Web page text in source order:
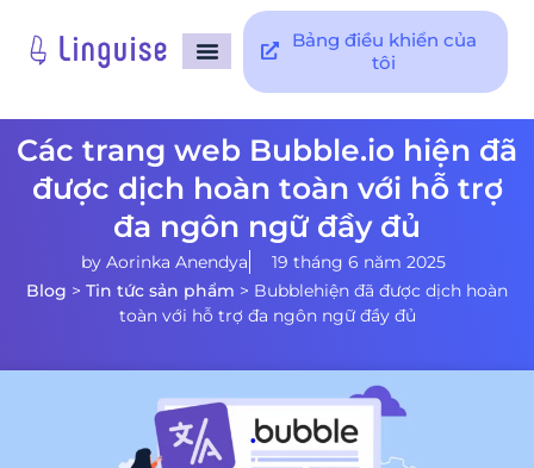
Bảng điều khiển của
tôi
Các trang web Bubble.io hiện đã
được dịch hoàn toàn với hỗ trợ
đa ngôn ngữ đầy đủ
by Aorinka Anendya
19 tháng 6 năm 2025
Blog > Tin tức sản phẩm > Bubblehiện đã được dịch hoàn
toàn với hỗ trợ đa ngôn ngữ đầy đủ